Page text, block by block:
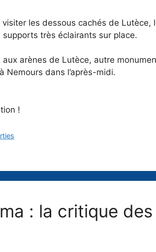
les dessous cachés de Lutèce,
très éclairants sur place.
arènes de Lutèce, autre
Nemours dans l’après-midi.
!
: la critique des